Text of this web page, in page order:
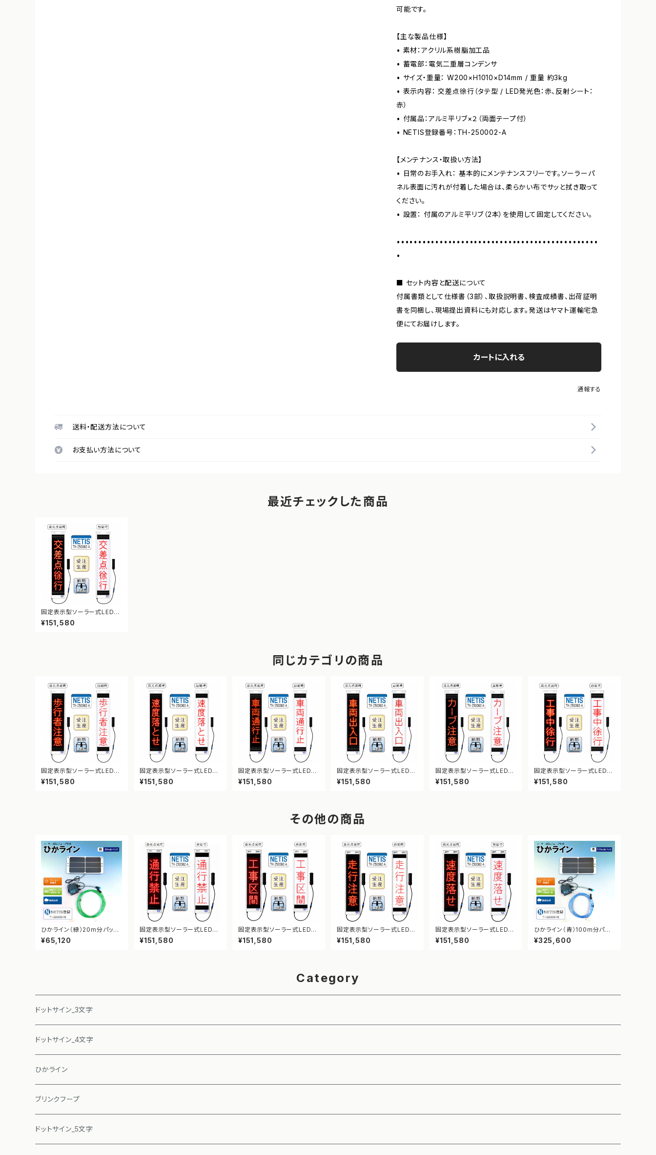
可能です。
【主な製品仕様】
• 素材：アクリル系樹脂加工品
• 蓄電部：電気二重層コンデンサ
• サイズ・重量： W200×H1010×D14mm / 重量 約3kg
• 表示内容： 交差点徐行（タテ型 / LED発光色：赤、反射シート：
赤）
• 付属品：アルミ平リブ×２（両面テープ付）
• NETIS登録番号：TH-250002-A
【メンテナンス・取扱い方法】
• 日常のお手入れ： 基本的にメンテナンスフリーです。ソーラーパ
ネル表面に汚れが付着した場合は、柔らかい布でサッと拭き取って
ください。
• 設置： 付属のアルミ平リブ（2本）を使用して固定してください。
•••••••••••••••••••••••••••••••••••••••••••••••
•
■ セット内容と配送について
付属書類として仕様書（3部）、取扱説明書、検査成績書、出荷証明
書を同梱し、現場提出資料にも対応します。発送はヤマト運輸宅急
便にてお届けします。
カートに入れる
通報する
送料・配送方法について
お支払い方法について
最近チェックした商品
固定表示型ソーラー式LED表
示板 ドットサイン【交差点徐
行】【NETIS登録】
¥151,580
同じカテゴリの商品
固定表示型ソーラー式LED表
示板 ドットサイン【歩行者注
意】【NETIS登録】
¥151,580
固定表示型ソーラー式LED表
示板 ドットサイン【速度落と
せ】【NETIS登録】
¥151,580
固定表示型ソーラー式LED表
示板 ドットサイン【車両通行
止】【NETIS登録】
¥151,580
固定表示型ソーラー式LED表
示板 ドットサイン【車両出入
口】【NETIS登録】
¥151,580
固定表示型ソーラー式LED表
示板 ドットサイン【カーブ注
意】【NETIS登録】
¥151,580
固定表示型ソーラー式LED表
示板 ドットサイン【工事中徐
行】【NETIS登録】
¥151,580
その他の商品
ひかライン（緑）20m分パック
【NETIS登録】
¥65,120
固定表示型ソーラー式LED表
示板 ドットサイン【通行禁止】
【NETIS登録】
¥151,580
固定表示型ソーラー式LED表
示板 ドットサイン【工事区間】
【NETIS登録】
¥151,580
固定表示型ソーラー式LED表
示板 ドットサイン【走行注意】
【NETIS登録】
¥151,580
固定表示型ソーラー式LED表
示板 ドットサイン【速度落せ】
【NETIS登録】
¥151,580
ひかライン（青）100m分パッ
ク【NETIS登録】
¥325,600
Category
ドットサイン_3文字
ドットサイン_4文字
ひかライン
ブリンクフープ
ドットサイン_5文字